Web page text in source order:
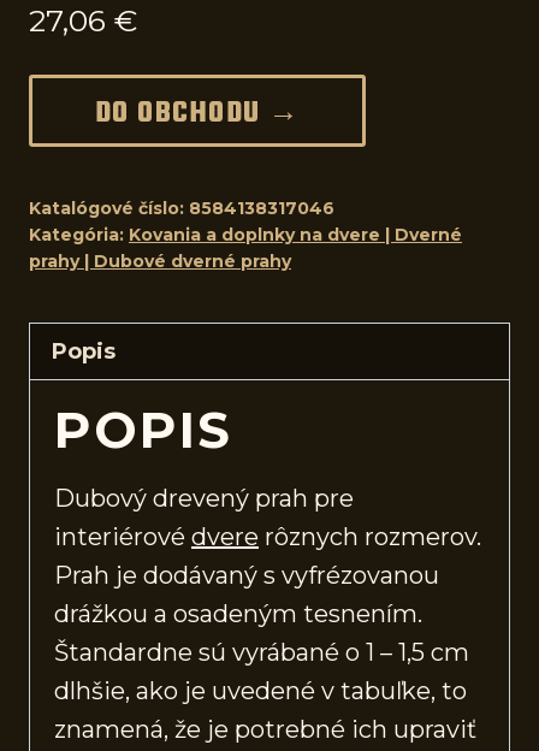
27,06 €
DO OBCHODU →
Katalógové číslo: 8584138317046
Kategória: Kovania a doplnky na dvere | Dverné
prahy | Dubové dverné prahy
Popis
POPIS
Dubový drevený prah pre
interiérové dvere rôznych rozmerov.
Prah je dodávaný s vyfrézovanou
drážkou a osadeným tesnením.
Štandardne sú vyrábané o 1 – 1,5 cm
dlhšie, ako je uvedené v tabuľke, to
znamená, že je potrebné ich upraviť